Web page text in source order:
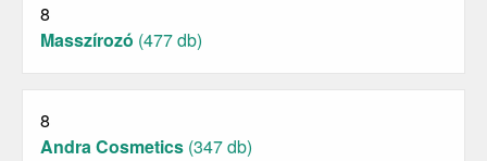
8
Masszírozó (477 db)
8
Andra Cosmetics (347 db)